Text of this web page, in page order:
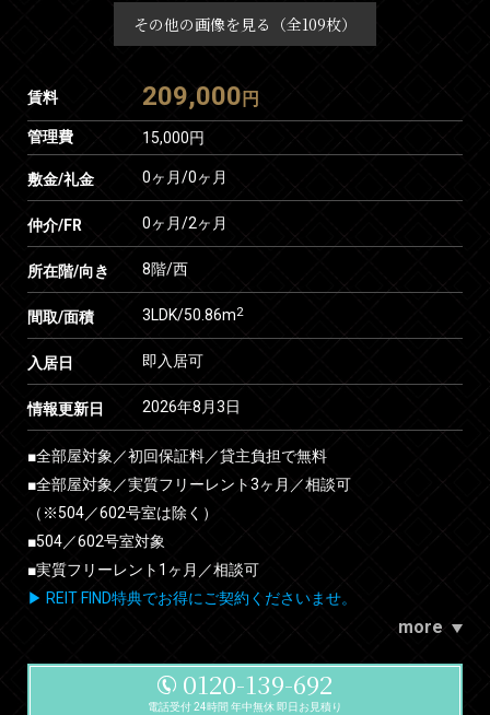
その他の画像を見る（全109枚）
賃料 209,000 円
管理費 15,000円
敷金/礼金 0ヶ月/0ヶ月
仲介/FR 0ヶ月/2ヶ月
所在階/向き 8階/西
間取/面積 3LDK/50.86m2
入居日 即入居可
情報更新日 2026年8月3日
■全部屋対象／初回保証料／貸主負担で無料
■全部屋対象／実質フリーレント3ヶ月／相談可
（※504／602号室は除く）
■504／602号室対象
■実質フリーレント1ヶ月／相談可
▶ REIT FIND特典でお得にご契約くださいませ。
more
0120-139-692
電話受付 24時間 年中無休 即日お見積り